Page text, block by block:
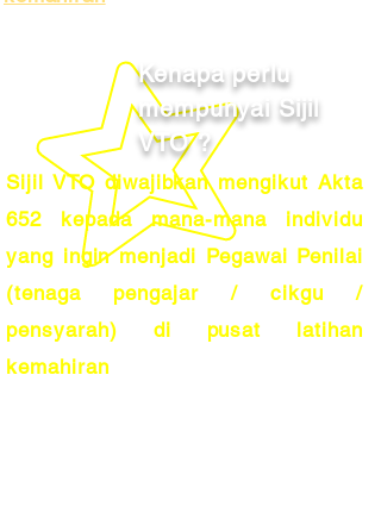
Kenapa perlu
mempunyai Sijil
VTO ?
Sijil VTO diwajibkan mengikut Akta
652 kepada mana-mana individu
yang ingin menjadi Pegawai Penilai
(tenaga pengajar / cikgu /
pensyarah) di pusat latihan
kemahiran